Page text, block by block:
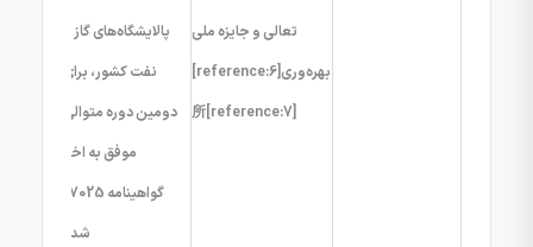
تعالی و جایزه ملی
[reference:7]所
پالایشگاه‌های گاز و
نفت کشور، برای
دومین دوره متوالی
موفق به اخذ
گواهینامه 17025
شده